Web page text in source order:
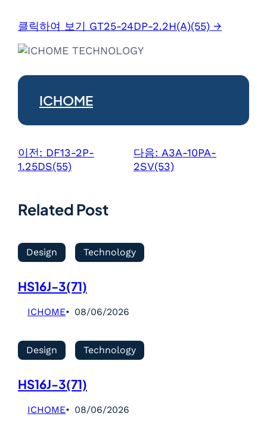
클릭하여 보기 GT25-24DP-2.2H(A)(55) →
ICHOME
이전: DF13-2P-
1.25DS(55)
다음: A3A-10PA-
2SV(53)
Related Post
Design Technology
HS16J-3(71)
ICHOME 08/06/2026
Design Technology
HS16J-3(71)
ICHOME 08/06/2026